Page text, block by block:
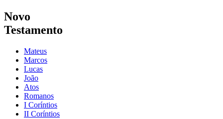
Novo
Testamento
Mateus
Marcos
Lucas
João
Atos
Romanos
I Coríntios
II Coríntios